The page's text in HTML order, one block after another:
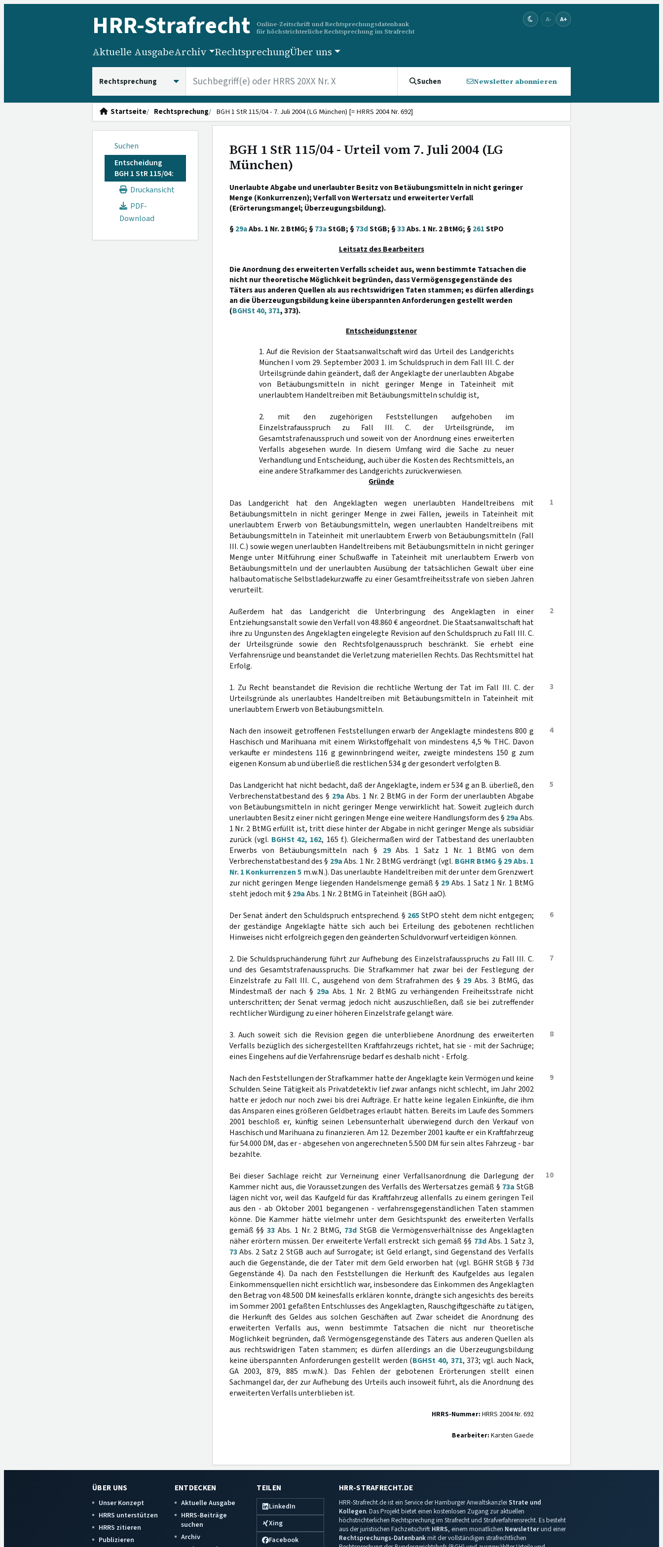
HRR-Strafrecht
Online-Zeitschrift und Rechtsprechungsdatenbank
für höchstrichterliche Rechtsprechung im Strafrecht
A- A+
Aktuelle AusgabeArchiv RechtsprechungÜber uns
Suchen Newsletter abonnieren
Startseite Rechtsprechung BGH 1 StR 115/04 - 7. Juli 2004 (LG München) [= HRRS 2004 Nr. 692]
Suchen
Entscheidung
BGH 1 StR 115/04:
Druckansicht
PDF-
Download
BGH 1 StR 115/04 - Urteil vom 7. Juli 2004 (LG
München)
Unerlaubte Abgabe und unerlaubter Besitz von Betäubungsmitteln in nicht geringer
Menge (Konkurrenzen); Verfall von Wertersatz und erweiterter Verfall
(Erörterungsmangel; Überzeugungsbildung).
§29aAbs. 1 Nr. 2 BtMG; §73aStGB; §73dStGB; §33Abs. 1 Nr. 2 BtMG; §261StPO
Leitsatz des Bearbeiters
Die Anordnung des erweiterten Verfalls scheidet aus, wenn bestimmte Tatsachen die
nicht nur theoretische Möglichkeit begründen, dass Vermögensgegenstände des
Täters aus anderen Quellen als aus rechtswidrigen Taten stammen; es dürfen allerdings
an die Überzeugungsbildung keine überspannten Anforderungen gestellt werden
(BGHSt 40, 371, 373).
Entscheidungstenor
1. Auf die Revision der Staatsanwaltschaft wird das Urteil des Landgerichts
München I vom 29. September 2003 1. im Schuldspruch in dem Fall III. C. der
Urteilsgründe dahin geändert, daß der Angeklagte der unerlaubten Abgabe
von Betäubungsmitteln in nicht geringer Menge in Tateinheit mit
unerlaubtem Handeltreiben mit Betäubungsmitteln schuldig ist,
2. mit den zugehörigen Feststellungen aufgehoben im
Einzelstrafausspruch zu Fall III. C. der Urteilsgründe, im
Gesamtstrafenausspruch und soweit von der Anordnung eines erweiterten
Verfalls abgesehen wurde. In diesem Umfang wird die Sache zu neuer
Verhandlung und Entscheidung, auch über die Kosten des Rechtsmittels, an
eine andere Strafkammer des Landgerichts zurückverwiesen.
Gründe
1
Das Landgericht hat den Angeklagten wegen unerlaubten Handeltreibens mit
Betäubungsmitteln in nicht geringer Menge in zwei Fällen, jeweils in Tateinheit mit
unerlaubtem Erwerb von Betäubungsmitteln, wegen unerlaubten Handeltreibens mit
Betäubungsmitteln in Tateinheit mit unerlaubtem Erwerb von Betäubungsmitteln (Fall
III. C.) sowie wegen unerlaubten Handeltreibens mit Betäubungsmitteln in nicht geringer
Menge unter Mitführung einer Schußwaffe in Tateinheit mit unerlaubtem Erwerb von
Betäubungsmitteln und der unerlaubten Ausübung der tatsächlichen Gewalt über eine
halbautomatische Selbstladekurzwaffe zu einer Gesamtfreiheitsstrafe von sieben Jahren
verurteilt.
2
Außerdem hat das Landgericht die Unterbringung des Angeklagten in einer
Entziehungsanstalt sowie den Verfall von 48.860 € angeordnet. Die Staatsanwaltschaft hat
ihre zu Ungunsten des Angeklagten eingelegte Revision auf den Schuldspruch zu Fall III. C.
der Urteilsgründe sowie den Rechtsfolgenausspruch beschränkt. Sie erhebt eine
Verfahrensrüge und beanstandet die Verletzung materiellen Rechts. Das Rechtsmittel hat
Erfolg.
3
1. Zu Recht beanstandet die Revision die rechtliche Wertung der Tat im Fall III. C. der
Urteilsgründe als unerlaubtes Handeltreiben mit Betäubungsmitteln in Tateinheit mit
unerlaubtem Erwerb von Betäubungsmitteln.
4
Nach den insoweit getroffenen Feststellungen erwarb der Angeklagte mindestens 800 g
Haschisch und Marihuana mit einem Wirkstoffgehalt von mindestens 4,5 % THC. Davon
verkaufte er mindestens 116 g gewinnbringend weiter, zweigte mindestens 150 g zum
eigenen Konsum ab und überließ die restlichen 534 g der gesondert verfolgten B.
5
Das Landgericht hat nicht bedacht, daß der Angeklagte, indem er 534 g an B. überließ, den
Verbrechenstatbestand des § 29a Abs. 1 Nr. 2 BtMG in der Form der unerlaubten Abgabe
von Betäubungsmitteln in nicht geringer Menge verwirklicht hat. Soweit zugleich durch
unerlaubten Besitz einer nicht geringen Menge eine weitere Handlungsform des § 29aAbs.
1 Nr. 2 BtMG erfüllt ist, tritt diese hinter der Abgabe in nicht geringer Menge als subsidiär
zurück (vgl. BGHSt 42, 162, 165 f.). Gleichermaßen wird der Tatbestand des unerlaubten
Erwerbs von Betäubungsmitteln nach § 29Abs. 1 Satz 1 Nr. 1 BtMG von dem
Verbrechenstatbestand des § 29aAbs. 1 Nr. 2 BtMG verdrängt (vgl. BGHR BtMG § 29 Abs. 1
Nr. 1 Konkurrenzen 5 m.w.N.). Das unerlaubte Handeltreiben mit der unter dem Grenzwert
zur nicht geringen Menge liegenden Handelsmenge gemäß § 29Abs. 1 Satz 1 Nr. 1 BtMG
steht jedoch mit § 29aAbs. 1 Nr. 2 BtMG in Tateinheit (BGH aaO).
6
Der Senat ändert den Schuldspruch entsprechend. § 265StPO steht dem nicht entgegen;
der geständige Angeklagte hätte sich auch bei Erteilung des gebotenen rechtlichen
Hinweises nicht erfolgreich gegen den geänderten Schuldvorwurf verteidigen können.
7
2. Die Schuldspruchänderung führt zur Aufhebung des Einzelstrafausspruchs zu Fall III. C.
und des Gesamtstrafenausspruchs. Die Strafkammer hat zwar bei der Festlegung der
Einzelstrafe zu Fall III. C., ausgehend von dem Strafrahmen des § 29Abs. 3 BtMG, das
Mindestmaß der nach § 29a Abs. 1 Nr. 2 BtMG zu verhängenden Freiheitsstrafe nicht
unterschritten; der Senat vermag jedoch nicht auszuschließen, daß sie bei zutreffender
rechtlicher Würdigung zu einer höheren Einzelstrafe gelangt wäre.
8
3. Auch soweit sich die Revision gegen die unterbliebene Anordnung des erweiterten
Verfalls bezüglich des sichergestellten Kraftfahrzeugs richtet, hat sie - mit der Sachrüge;
eines Eingehens auf die Verfahrensrüge bedarf es deshalb nicht - Erfolg.
9
Nach den Feststellungen der Strafkammer hatte der Angeklagte kein Vermögen und keine
Schulden. Seine Tätigkeit als Privatdetektiv lief zwar anfangs nicht schlecht, im Jahr 2002
hatte er jedoch nur noch zwei bis drei Aufträge. Er hatte keine legalen Einkünfte, die ihm
das Ansparen eines größeren Geldbetrages erlaubt hätten. Bereits im Laufe des Sommers
2001 beschloß er, künftig seinen Lebensunterhalt überwiegend durch den Verkauf von
Haschisch und Marihuana zu finanzieren. Am 12. Dezember 2001 kaufte er ein Kraftfahrzeug
für 54.000 DM, das er - abgesehen von angerechneten 5.500 DM für sein altes Fahrzeug - bar
bezahlte.
10
Bei dieser Sachlage reicht zur Verneinung einer Verfallsanordnung die Darlegung der
Kammer nicht aus, die Voraussetzungen des Verfalls des Wertersatzes gemäß § 73a StGB
lägen nicht vor, weil das Kaufgeld für das Kraftfahrzeug allenfalls zu einem geringen Teil
aus den - ab Oktober 2001 begangenen - verfahrensgegenständlichen Taten stammen
könne. Die Kammer hätte vielmehr unter dem Gesichtspunkt des erweiterten Verfalls
gemäß §§33 Abs. 1 Nr. 2 BtMG, 73dStGB die Vermögensverhältnisse des Angeklagten
näher erörtern müssen. Der erweiterte Verfall erstreckt sich gemäß §§ 73dAbs. 1 Satz 3,
73Abs. 2 Satz 2 StGB auch auf Surrogate; ist Geld erlangt, sind Gegenstand des Verfalls
auch die Gegenstände, die der Täter mit dem Geld erworben hat (vgl. BGHR StGB § 73d
Gegenstände 4). Da nach den Feststellungen die Herkunft des Kaufgeldes aus legalen
Einkommensquellen nicht ersichtlich war, insbesondere das Einkommen des Angeklagten
den Betrag von 48.500 DM keinesfalls erklären konnte, drängte sich angesichts des bereits
im Sommer 2001 gefaßten Entschlusses des Angeklagten, Rauschgiftgeschäfte zu tätigen,
die Herkunft des Geldes aus solchen Geschäften auf. Zwar scheidet die Anordnung des
erweiterten Verfalls aus, wenn bestimmte Tatsachen die nicht nur theoretische
Möglichkeit begründen, daß Vermögensgegenstände des Täters aus anderen Quellen als
aus rechtswidrigen Taten stammen; es dürfen allerdings an die Überzeugungsbildung
keine überspannten Anforderungen gestellt werden (BGHSt 40, 371, 373; vgl. auch Nack,
GA 2003, 879, 885 m.w.N.). Das Fehlen der gebotenen Erörterungen stellt einen
Sachmangel dar, der zur Aufhebung des Urteils auch insoweit führt, als die Anordnung des
erweiterten Verfalls unterblieben ist.
HRRS-Nummer: HRRS 2004 Nr. 692
Bearbeiter: Karsten Gaede
ÜBER UNS
Unser Konzept
HRRS unterstützen
HRRS zitieren
Publizieren
ENTDECKEN
Aktuelle Ausgabe
HRRS-Beiträge
suchen
Archiv
TEILEN
LinkedIn
Xing
Facebook
HRR-STRAFRECHT.DE
HRR-Strafrecht.de ist ein Service der Hamburger Anwaltskanzlei Strate und
Kollegen. Das Projekt bietet einen kostenlosen Zugang zur aktuellen
höchstrichterlichen Rechtsprechung im Strafrecht und Strafverfahrensrecht. Es besteht
aus der juristischen Fachzeitschrift HRRS, einem monatlichen Newsletterund einer
Rechtsprechungs-Datenbankmit der vollständigen strafrechtlichen